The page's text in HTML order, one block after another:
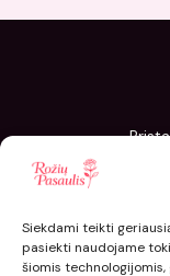
Siekdami teikti
pasiekti naudojame
šiomis